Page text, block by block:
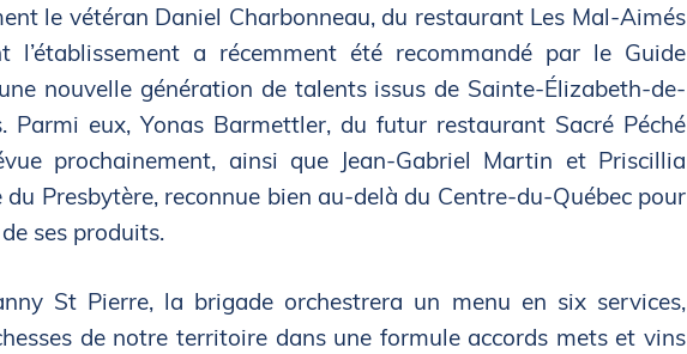
le vétéran Daniel Charbonneau, du restaurant Les Mal-Aimés
l’établissement a récemment été recommandé par le Guide
nouvelle génération de talents issus de Sainte-Élizabeth-de-
eux, Yonas Barmettler, du futur restaurant Sacré Péché
prochainement, ainsi que Jean-Gabriel Martin et Priscillia
du Presbytère, reconnue bien au-delà du Centre-du-Québec pour
ses produits.
St Pierre, la brigade orchestrera un menu en six services,
de notre territoire dans une formule accords mets et vins